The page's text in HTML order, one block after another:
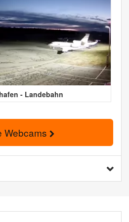
- Landebahn
Webcams